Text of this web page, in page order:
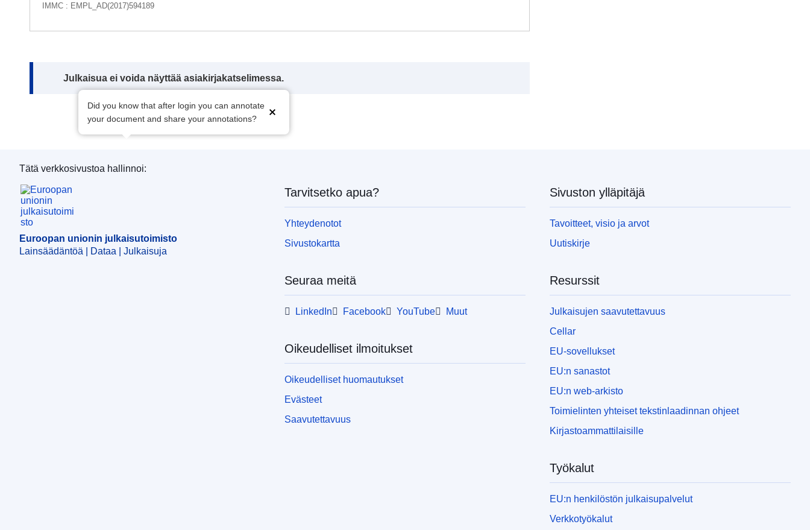
IMMC : EMPL_AD(2017)594189
Note:
Julkaisua ei voida näyttää asiakirjakatselimessa.
Did you know that after login you can annotate
your document and share your annotations?
Euroopan unionin julkaisutoimisto
Tätä verkkosivustoa hallinnoi:
Euroopan unionin julkaisutoimisto
Lainsäädäntöä | Dataa | Julkaisuja
Tarvitsetko apua?
Yhteydenotot
Sivustokartta
Seuraa meitä
LinkedIn Facebook YouTube Muut
Oikeudelliset ilmoitukset
Oikeudelliset huomautukset
Evästeet
Saavutettavuus
Sivuston ylläpitäjä
Tavoitteet, visio ja arvot
Uutiskirje
Resurssit
Julkaisujen saavutettavuus
Cellar
EU-sovellukset
EU:n sanastot
EU:n web-arkisto
Toimielinten yhteiset tekstinlaadinnan ohjeet
Kirjastoammattilaisille
Työkalut
EU:n henkilöstön julkaisupalvelut
Verkkotyökalut